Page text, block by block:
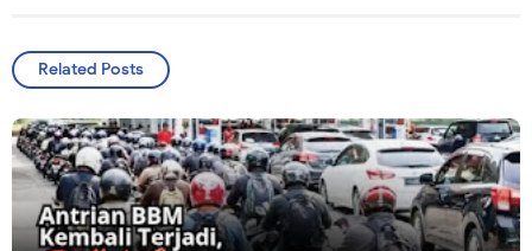
Related Posts